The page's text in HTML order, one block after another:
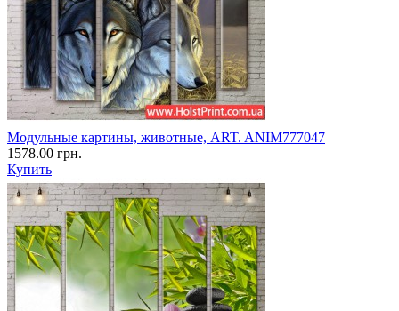
Модульные картины, животные, ART. ANIM777047
1578.00 грн.
Купить